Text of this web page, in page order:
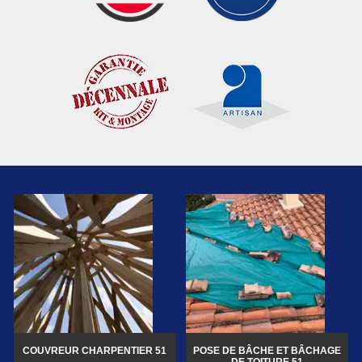
COUVREUR CHARPENTIER 51
POSE DE BÂCHE ET BÂCHAGE